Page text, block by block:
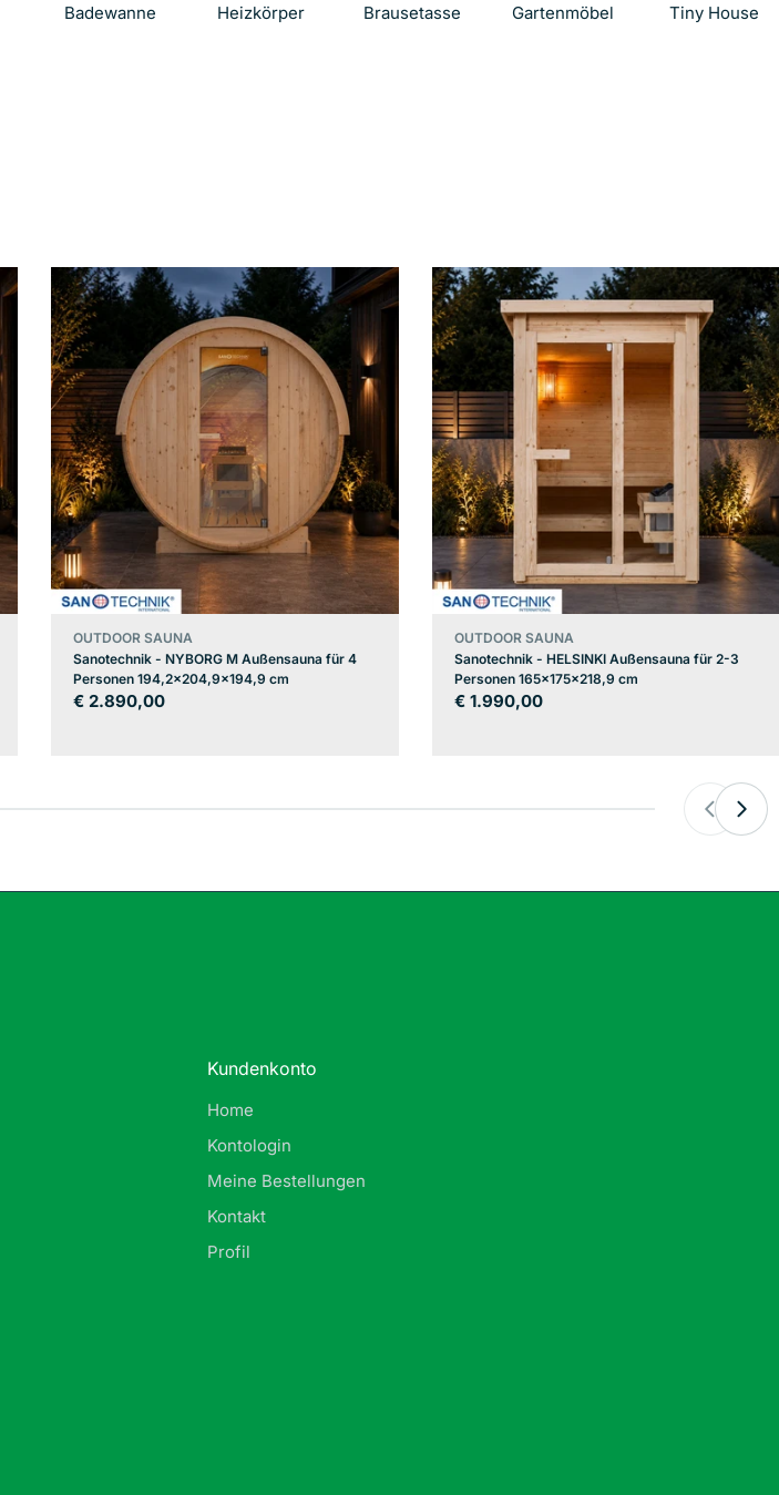
Die mit * gekennzeichneten Felder sind
Badewanne Heizkörper Brausetasse Gartenmöbel Tiny House
OUTDOOR SAUNA
Sanotechnik - NYBORG M Außensauna für 4
Personen 194,2x204,9x194,9 cm
Regulärer
€ 2.890,00
OUTDOOR SAUNA
Sanotechnik - HELSINKI Außensauna für 2-3
Personen 165x175x218,9 cm
Regulärer
€ 1.990,00
Kundenkonto
Home
Kontologin
Meine Bestellungen
Kontakt
Profil